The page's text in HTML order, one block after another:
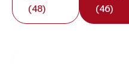
(48)
(46)